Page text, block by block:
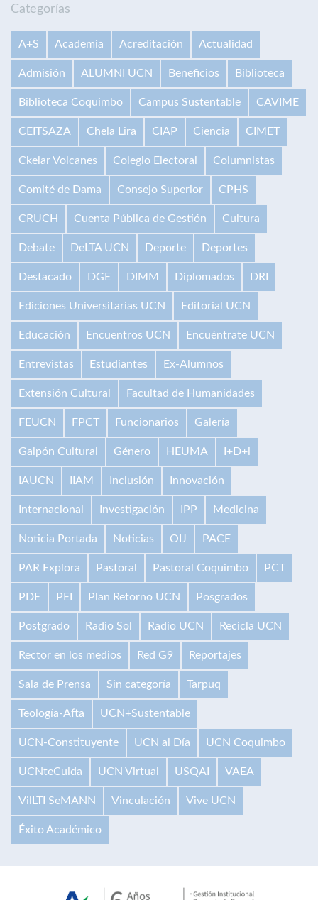
Categorías
A+S Academia Acreditación Actualidad
Admisión ALUMNI UCN Beneficios Biblioteca
Biblioteca Coquimbo Campus Sustentable CAVIME
CEITSAZA Chela Lira CIAP Ciencia CIMET
Ckelar Volcanes Colegio Electoral Columnistas
Comité de Dama Consejo Superior CPHS
CRUCH Cuenta Pública de Gestión Cultura
Debate DeLTA UCN Deporte Deportes
Destacado DGE DIMM Diplomados DRI
Ediciones Universitarias UCN Editorial UCN
Educación Encuentros UCN Encuéntrate UCN
Entrevistas Estudiantes Ex-Alumnos
Extensión Cultural Facultad de Humanidades
FEUCN FPCT Funcionarios Galería
Galpón Cultural Género HEUMA I+D+i
IAUCN IIAM Inclusión Innovación
Internacional Investigación IPP Medicina
Noticia Portada Noticias OIJ PACE
PAR Explora Pastoral Pastoral Coquimbo PCT
PDE PEI Plan Retorno UCN Posgrados
Postgrado Radio Sol Radio UCN Recicla UCN
Rector en los medios Red G9 Reportajes
Sala de Prensa Sin categoría Tarpuq
Teología-Afta UCN+Sustentable
UCN-Constituyente UCN al Día UCN Coquimbo
UCNteCuida UCN Virtual USQAI VAEA
VilLTI SeMANN Vinculación Vive UCN
Éxito Académico